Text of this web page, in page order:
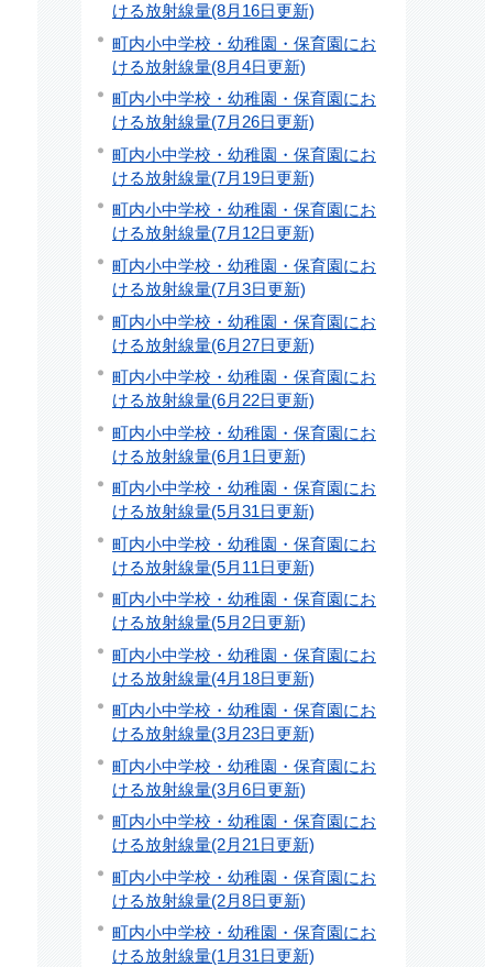
ける放射線量(8月16日更新)
町内小中学校・幼稚園・保育園にお
ける放射線量(8月4日更新)
町内小中学校・幼稚園・保育園にお
ける放射線量(7月26日更新)
町内小中学校・幼稚園・保育園にお
ける放射線量(7月19日更新)
町内小中学校・幼稚園・保育園にお
ける放射線量(7月12日更新)
町内小中学校・幼稚園・保育園にお
ける放射線量(7月3日更新)
町内小中学校・幼稚園・保育園にお
ける放射線量(6月27日更新)
町内小中学校・幼稚園・保育園にお
ける放射線量(6月22日更新)
町内小中学校・幼稚園・保育園にお
ける放射線量(6月1日更新)
町内小中学校・幼稚園・保育園にお
ける放射線量(5月31日更新)
町内小中学校・幼稚園・保育園にお
ける放射線量(5月11日更新)
町内小中学校・幼稚園・保育園にお
ける放射線量(5月2日更新)
町内小中学校・幼稚園・保育園にお
ける放射線量(4月18日更新)
町内小中学校・幼稚園・保育園にお
ける放射線量(3月23日更新)
町内小中学校・幼稚園・保育園にお
ける放射線量(3月6日更新)
町内小中学校・幼稚園・保育園にお
ける放射線量(2月21日更新)
町内小中学校・幼稚園・保育園にお
ける放射線量(2月8日更新)
町内小中学校・幼稚園・保育園にお
ける放射線量(1月31日更新)